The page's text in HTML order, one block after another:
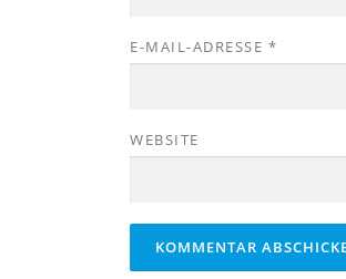
E-MAIL-ADRESSE *
WEBSITE